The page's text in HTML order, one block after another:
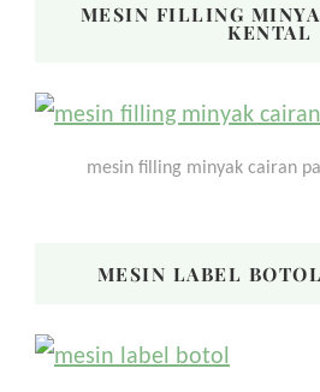
MESIN FILLING
KENTAL
mesin filling minyak cairan
MESIN LABEL